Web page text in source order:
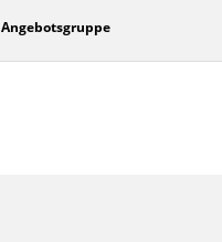
Angebotsgruppe